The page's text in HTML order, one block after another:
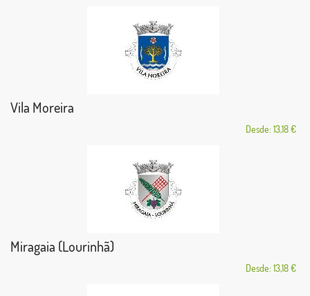
Vila Moreira
Desde: 13,18 €
Miragaia (Lourinhã)
Desde: 13,18 €